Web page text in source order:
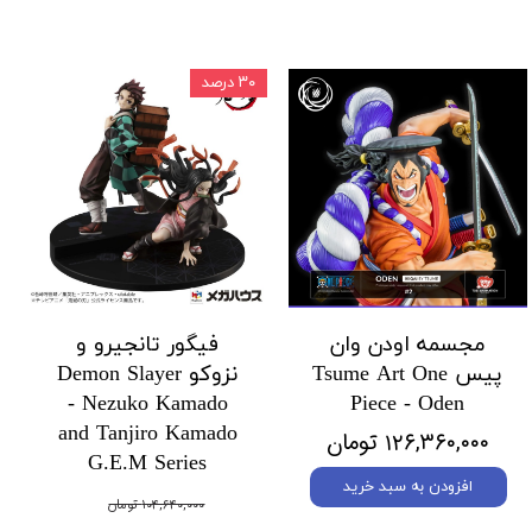
مجسمه اودن وان
پیس Tsume Art One
Piece - Oden
۱۲۶,۳۶۰,۰۰۰ تومان
افزودن به سبد خرید
فیگور تانجیرو و
نزوکو Demon Slayer
- Nezuko Kamado
and Tanjiro Kamado
G.E.M Series
۱۰۴,۶۴۰,۰۰۰ تومان
۳۰ درصد